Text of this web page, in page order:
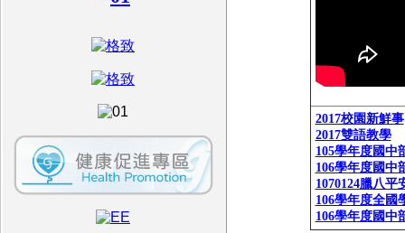
2017校園新鮮事
2017雙語教學
105學年度國中
106學年度國中
1070124臘八平
106學年度全國
106學年度國中